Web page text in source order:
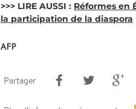
>>> LIRE AUSSI : Réformes en
la participation de la diaspora
AFP
Partager